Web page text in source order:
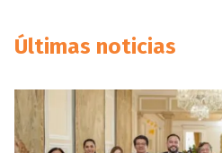
Últimas noticias